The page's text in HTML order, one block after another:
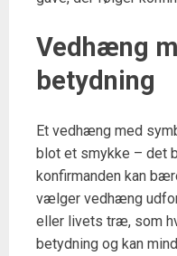
Vedhæng
betydning
Et vedhæng med
blot et smykke – det
konfirmanden kan
vælger vedhæng
eller livets træ, som
betydning og kan